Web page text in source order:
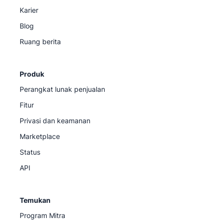
Karier
Blog
Ruang berita
Produk
Perangkat lunak penjualan
Fitur
Privasi dan keamanan
Marketplace
Status
API
Temukan
Program Mitra